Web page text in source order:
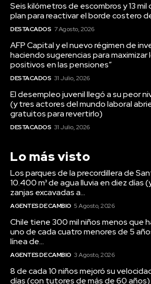
Seis kilómetros de escombros y 13
plan para reactivar el borde costero
DESTACADOS 7 Agosto, 2026
AFP Capital y el nuevo régimen de
haciendo sugerencias para maximizar
positivos en las pensiones”
DESTACADOS 31 Julio, 2026
El desempleo juvenil llegó a su peor
(y tres actores del mundo laboral
gratuitos para revertirlo)
DESTACADOS 31 Julio, 2026
Lo más visto
Los parques de la precordillera de
10.400 m³ de agua lluvia en diez días
zanjas excavadas a...
AGENTES DE CAMBIO 5 Agosto, 2026
Chile tiene 300 mil niños menos que
uno de cada cuatro menores de 5
línea de...
AGENTES DE CAMBIO 3 Agosto, 2026
8 de cada 10 niños mejoró su
días (con tutores de más de 60 años)